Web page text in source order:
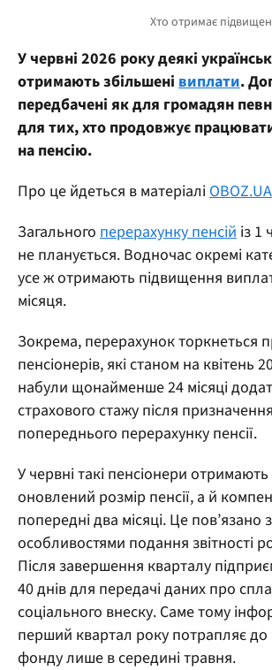
У червні 2026 року деякі
отримають збільшені виплати.
передбачені як для громадян
для тих, хто продовжує
на пенсію.
Про це йдеться в матеріалі
Загального перерахунку пенсій із 1
не планується. Водночас окремі
усе ж отримають підвищення
місяця.
Зокрема, перерахунок торкнеться
пенсіонерів, які станом на квітень
набули щонайменше 24 місяці
страхового стажу після
попереднього перерахунку пенсії.
У червні такі пенсіонери
оновлений розмір пенсії, а й
попередні два місяці. Це пов’язано з
особливостями подання звітності
Після завершення кварталу
40 днів для передачі даних про
соціального внеску. Саме тому
перший квартал року потрапляє до
фонду лише в середині травня.